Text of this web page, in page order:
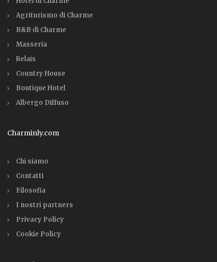
Agriturismo di Charme
B&B di Charme
Masseria
Relais
Country House
Boutique Hotel
Albergo Diffuso
Charminly.com
Chi siamo
Contatti
Filosofia
I nostri partners
Privacy Policy
Cookie Policy